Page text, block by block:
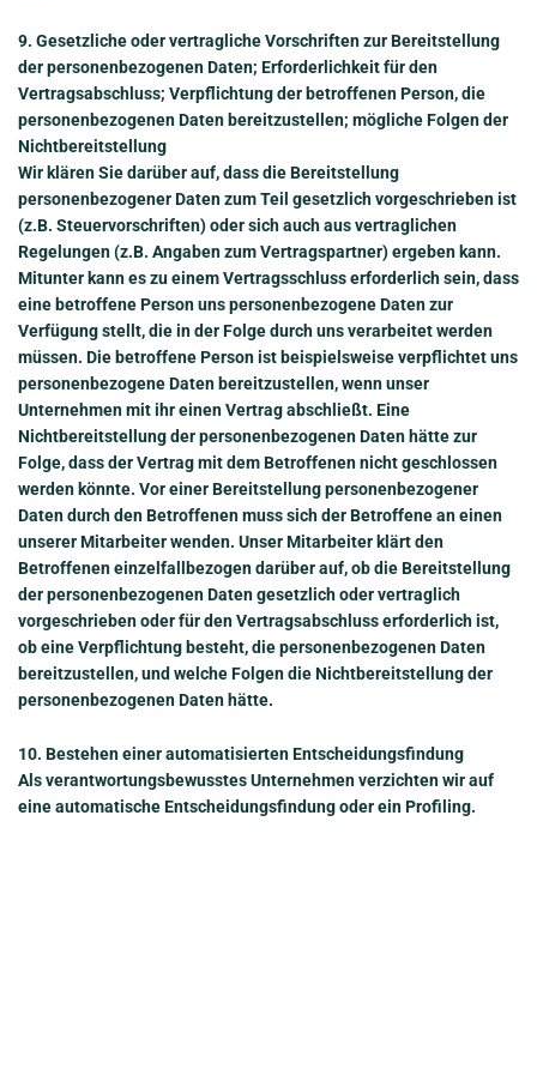
9. Gesetzliche oder vertragliche Vorschriften zur Bereitstellung
der personenbezogenen Daten; Erforderlichkeit für den
Vertragsabschluss; Verpflichtung der betroffenen Person, die
personenbezogenen Daten bereitzustellen; mögliche Folgen der
Nichtbereitstellung
Wir klären Sie darüber auf, dass die Bereitstellung
personenbezogener Daten zum Teil gesetzlich vorgeschrieben ist
(z.B. Steuervorschriften) oder sich auch aus vertraglichen
Regelungen (z.B. Angaben zum Vertragspartner) ergeben kann.
Mitunter kann es zu einem Vertragsschluss erforderlich sein, dass
eine betroffene Person uns personenbezogene Daten zur
Verfügung stellt, die in der Folge durch uns verarbeitet werden
müssen. Die betroffene Person ist beispielsweise verpflichtet uns
personenbezogene Daten bereitzustellen, wenn unser
Unternehmen mit ihr einen Vertrag abschließt. Eine
Nichtbereitstellung der personenbezogenen Daten hätte zur
Folge, dass der Vertrag mit dem Betroffenen nicht geschlossen
werden könnte. Vor einer Bereitstellung personenbezogener
Daten durch den Betroffenen muss sich der Betroffene an einen
unserer Mitarbeiter wenden. Unser Mitarbeiter klärt den
Betroffenen einzelfallbezogen darüber auf, ob die Bereitstellung
der personenbezogenen Daten gesetzlich oder vertraglich
vorgeschrieben oder für den Vertragsabschluss erforderlich ist,
ob eine Verpflichtung besteht, die personenbezogenen Daten
bereitzustellen, und welche Folgen die Nichtbereitstellung der
personenbezogenen Daten hätte.
10. Bestehen einer automatisierten Entscheidungsfindung
Als verantwortungsbewusstes Unternehmen verzichten wir auf
eine automatische Entscheidungsfindung oder ein Profiling.